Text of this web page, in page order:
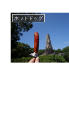
ホットドッグ